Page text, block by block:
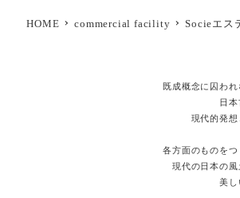
HOME commercial facility Socieエス
既成概念に囚わ
日本
現代的発
各方面のものをつ
現代の日本の風
美し